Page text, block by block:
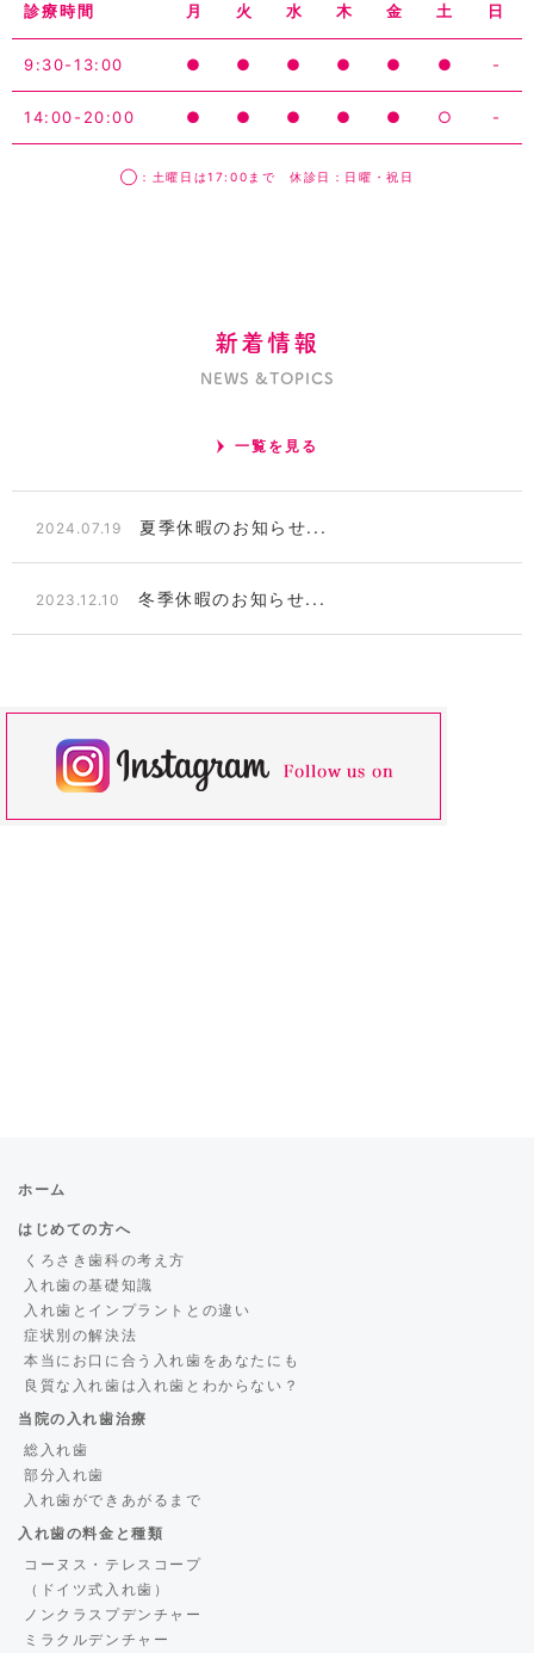
診療時間 月 火 水 木 金 土 日
9:30-13:00 ● ● ● ● ● ● -
14:00-20:00 ● ● ● ● ● ○ -
◯：土曜日は17:00まで 休診日：日曜・祝日
新着情報
NEWS &TOPICS
一覧を見る
2024.07.19 夏季休暇のお知らせ...
2023.12.10 冬季休暇のお知らせ...
ホーム
はじめての方へ
くろさき歯科の考え方
入れ歯の基礎知識
入れ歯とインプラントとの違い
症状別の解決法
本当にお口に合う入れ歯をあなたにも
良質な入れ歯は入れ歯とわからない？
当院の入れ歯治療
総入れ歯
部分入れ歯
入れ歯ができあがるまで
入れ歯の料金と種類
コーヌス・テレスコープ
（ドイツ式入れ歯）
ノンクラスプデンチャー
ミラクルデンチャー